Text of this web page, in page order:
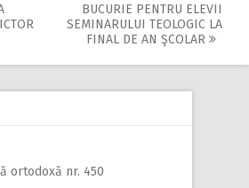
BUCURIE PENTRU ELEVII
SEMINARULUI TEOLOGIC LA
FINAL DE AN ŞCOLAR
ortodoxă nr. 450